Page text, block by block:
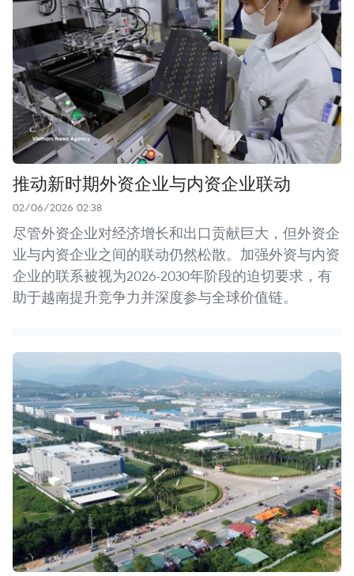
推动新时期外资企业与内资企业联动
02/06/2026 02:38
尽管外资企业对经济增长和出口贡献巨大，但外资企
业与内资企业之间的联动仍然松散。加强外资与内资
企业的联系被视为2026-2030年阶段的迫切要求，有
助于越南提升竞争力并深度参与全球价值链。